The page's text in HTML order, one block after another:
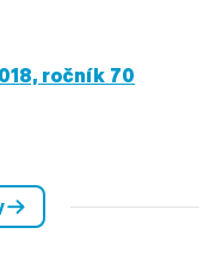
ročník 70